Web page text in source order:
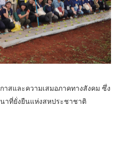
าสและความเสมอภาคทางสังคม ซึ่ง
าที่ยั่งยืนแห่งสหประชาชาติ